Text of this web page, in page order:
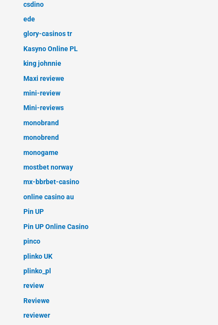
csdino
ede
glory-casinos tr
Kasyno Online PL
king johnnie
Maxi reviewe
mini-review
Mini-reviews
monobrand
monobrend
monogame
mostbet norway
mx-bbrbet-casino
online casino au
Pin UP
Pin UP Online Casino
pinco
plinko UK
plinko_pl
review
Reviewe
reviewer